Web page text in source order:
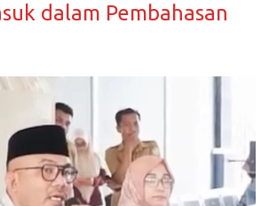
dalam Pembahasan